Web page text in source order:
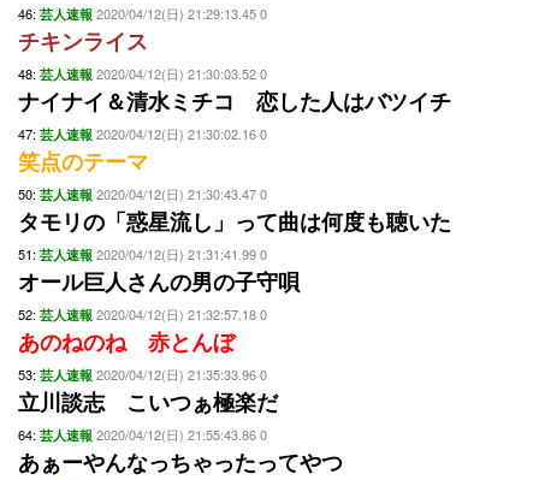
46: 芸人速報 2020/04/12(日) 21:29:13.45 0
チキンライス
48: 芸人速報 2020/04/12(日) 21:30:03.52 0
ナイナイ＆清水ミチコ 恋した人はバツイチ
47: 芸人速報 2020/04/12(日) 21:30:02.16 0
笑点のテーマ
50: 芸人速報 2020/04/12(日) 21:30:43.47 0
タモリの「惑星流し」って曲は何度も聴いた
51: 芸人速報 2020/04/12(日) 21:31:41.99 0
オール巨人さんの男の子守唄
52: 芸人速報 2020/04/12(日) 21:32:57.18 0
あのねのね 赤とんぼ
53: 芸人速報 2020/04/12(日) 21:35:33.96 0
立川談志 こいつぁ極楽だ
64: 芸人速報 2020/04/12(日) 21:55:43.86 0
あぁーやんなっちゃったってやつ